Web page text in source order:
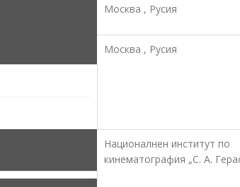
Москва , Русия
Москва , Русия
Националнен институт по
кинематография „С. А.